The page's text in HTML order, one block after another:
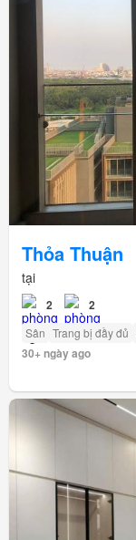
Thỏa Thuận
tại
2 2
Sân Trang bị đầy đủ
30+ ngày ago